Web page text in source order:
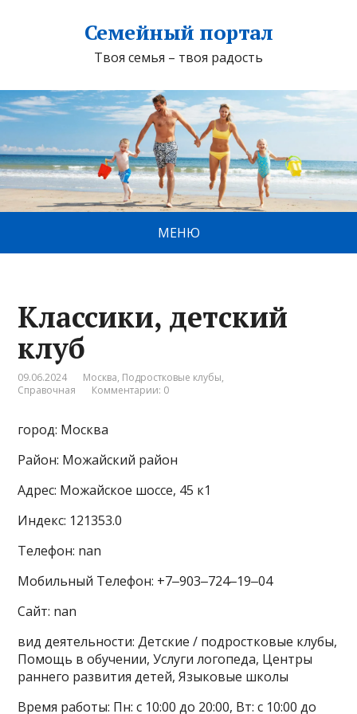
Семейный портал
Твоя семья – твоя радость
МЕНЮ
Классики, детский
клуб
09.06.2024 Москва, Подростковые клубы,
Справочная
Комментарии: 0
город: Москва
Район: Можайский район
Адрес: Можайское шоссе, 45 к1
Индекс: 121353.0
Телефон: nan
Мобильный Телефон: +7‒903‒724‒19‒04
Сайт: nan
вид деятельности: Детские / подростковые клубы,
Помощь в обучении, Услуги логопеда, Центры
раннего развития детей, Языковые школы
Время работы: Пн: с 10:00 до 20:00, Вт: с 10:00 до